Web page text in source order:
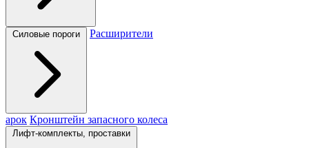
Силовые пороги Расширители
арок Кронштейн запасного колеса
Лифт-комплекты, проставки